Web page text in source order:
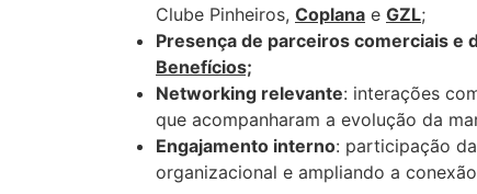
Clube Pinheiros, Coplana e GZL;
Presença de parceiros comerciais e
Benefícios;
Networking relevante: interações
que acompanharam a evolução da
Engajamento interno: participação
organizacional e ampliando a